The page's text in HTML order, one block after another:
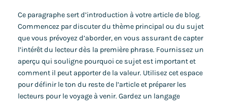
Ce paragraphe sert d’introduction à votre article de blog.
Commencez par discuter du thème principal ou du sujet
que vous prévoyez d’aborder, en vous assurant de capter
l’intérêt du lecteur dès la première phrase. Fournissez un
aperçu qui souligne pourquoi ce sujet est important et
comment il peut apporter de la valeur. Utilisez cet espace
pour définir le ton du reste de l’article et préparer les
lecteurs pour le voyage à venir. Gardez un langage